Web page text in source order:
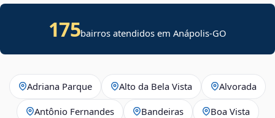
175bairros atendidos em Anápolis-GO
Adriana Parque Alto da Bela Vista Alvorada
Antônio Fernandes Bandeiras Boa Vista